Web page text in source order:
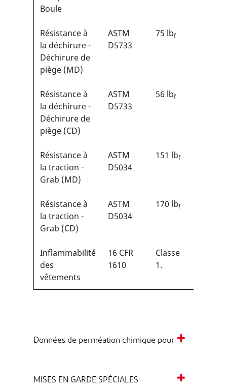
Boule
Résistance à
la déchirure -
Déchirure de
piège (MD)
ASTM
D5733
75 lbf
Résistance à
la déchirure -
Déchirure de
piège (CD)
ASTM
D5733
56 lbf
Résistance à
la traction -
Grab (MD)
ASTM
D5034
151 lbf
Résistance à
la traction -
Grab (CD)
ASTM
D5034
170 lbf
Inflammabilité
des
vêtements
16 CFR
1610
Classe
1.
Données de perméation chimique pour
MISES EN GARDE SPÉCIALES